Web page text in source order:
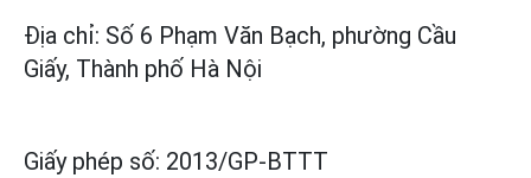
Địa chỉ: Số 6 Phạm Văn Bạch, phường Cầu
Giấy, Thành phố Hà Nội
Giấy phép số: 2013/GP-BTTT